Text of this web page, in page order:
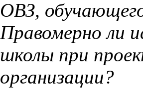
ОВЗ,
Правомерно ли
школы при
организации?